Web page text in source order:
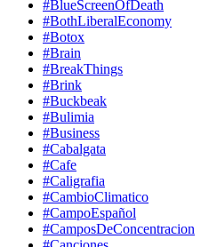
#BlueScreenOfDeath
#BothLiberalEconomy
#Botox
#Brain
#BreakThings
#Brink
#Buckbeak
#Bulimia
#Business
#Cabalgata
#Cafe
#Caligrafia
#CambioClimatico
#CampoEspañol
#CamposDeConcentracion